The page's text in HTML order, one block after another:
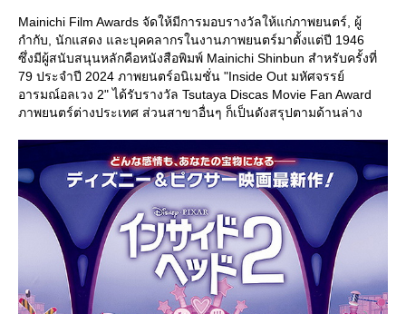
Mainichi Film Awards จัดให้มีการมอบรางวัลให้แก่ภาพยนตร์, ผู้
กำกับ, นักแสดง และบุคคลากรในงานภาพยนตร์มาตั้งแต่ปี 1946
ซึ่งมีผู้สนับสนุนหลักคือหนังสือพิมพ์ Mainichi Shinbun สำหรับครั้งที่
79 ประจำปี 2024 ภาพยนตร์อนิเมชั่น "Inside Out มหัศจรรย์
อารมณ์อลเวง 2" ได้รับรางวัล Tsutaya Discas Movie Fan Award
ภาพยนตร์ต่างประเทศ ส่วนสาขาอื่นๆ ก็เป็นดังสรุปตามด้านล่าง